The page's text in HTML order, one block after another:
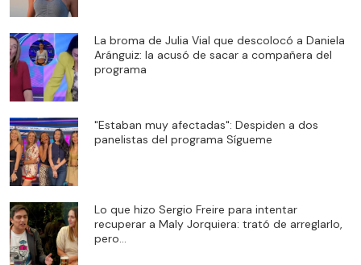
La broma de Julia Vial que descolocó a Daniela
Aránguiz: la acusó de sacar a compañera del
programa
"Estaban muy afectadas": Despiden a dos
panelistas del programa Sígueme
Lo que hizo Sergio Freire para intentar
recuperar a Maly Jorquiera: trató de arreglarlo,
pero...